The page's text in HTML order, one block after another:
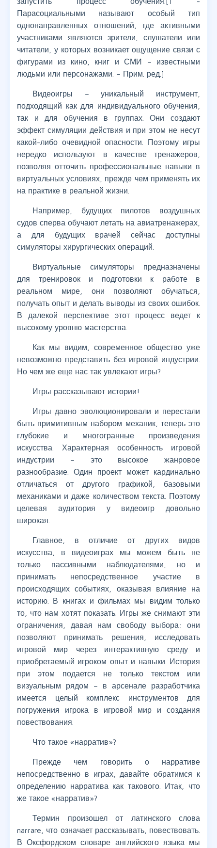
Парасоциальными называют особый тип
однонаправленных отношений, где активными
участниками являются зрители, слушатели или
читатели, у которых возникает ощущение связи с
фигурами из кино, книг и СМИ – известными
людьми или персонажами. – Прим. ред.]
Видеоигры – уникальный инструмент,
подходящий как для индивидуального обучения,
так и для обучения в группах. Они создают
эффект симуляции действия и при этом не несут
какой-либо очевидной опасности. Поэтому игры
нередко используют в качестве тренажеров,
позволяя отточить профессиональные навыки в
виртуальных условиях, прежде чем применять их
на практике в реальной жизни.
Например, будущих пилотов воздушных
судов сперва обучают летать на авиатренажерах,
а для будущих врачей сейчас доступны
симуляторы хирургических операций.
Виртуальные симуляторы предназначены
для тренировок и подготовки к работе в
реальном мире, они позволяют обучаться,
получать опыт и делать выводы из своих ошибок.
В далекой перспективе этот процесс ведет к
высокому уровню мастерства.
Как мы видим, современное общество уже
невозможно представить без игровой индустрии.
Но чем же еще нас так увлекают игры?
Игры рассказывают истории!
Игры давно эволюционировали и перестали
быть примитивным набором механик, теперь это
глубокие и многогранные произведения
искусства. Характерная особенность игровой
индустрии – это высокое жанровое
разнообразие. Один проект может кардинально
отличаться от другого графикой, базовыми
механиками и даже количеством текста. Поэтому
целевая аудитория у видеоигр довольно
широкая.
Главное, в отличие от других видов
искусства, в видеоиграх мы можем быть не
только пассивными наблюдателями, но и
принимать непосредственное участие в
происходящих событиях, оказывая влияние на
историю. В книгах и фильмах мы видим только
то, что нам хотят показать. Игры же снимают эти
ограничения, давая нам свободу выбора: они
позволяют принимать решения, исследовать
игровой мир через интерактивную среду и
приобретаемый игроком опыт и навыки. История
при этом подается не только текстом или
визуальным рядом – в арсенале разработчика
имеется целый комплекс инструментов для
погружения игрока в игровой мир и создания
повествования.
Что такое «нарратив»?
Прежде чем говорить о нарративе
непосредственно в играх, давайте обратимся к
определению нарратива как такового. Итак, что
же такое «нарратив»?
Термин произошел от латинского слова
narrare, что означает рассказывать, повествовать.
В Оксфордском словаре английского языка мы